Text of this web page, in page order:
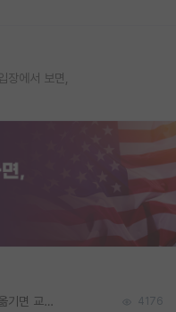
장에서 보면,
SSH 박사과정을 그만두고 지방대 박사로 옮기면 교수의 꿈은 끝일까요? 4176